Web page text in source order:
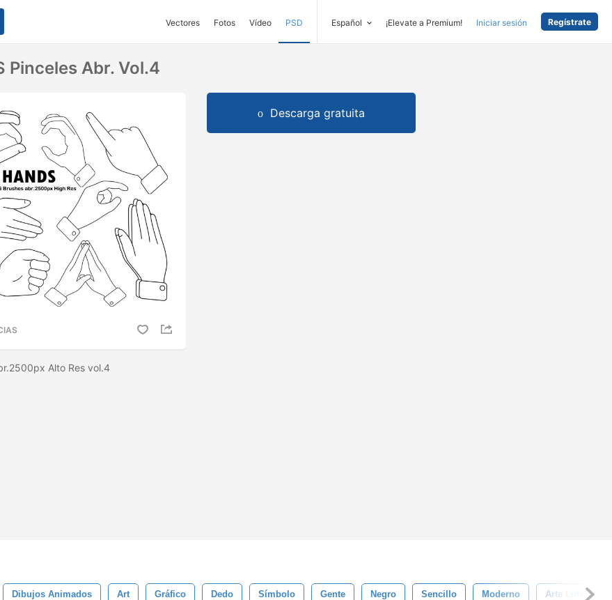
Vectores Fotos Vídeo PSD Español ¡Elevate a Premium! Iniciar sesión Regístrate
Pinceles Abr. Vol.4
Alto Res vol.4
Descarga gratuita
Dibujos Animados Art Gráfico Dedo Símbolo Gente Negro Sencillo Moderno Arte Lineal